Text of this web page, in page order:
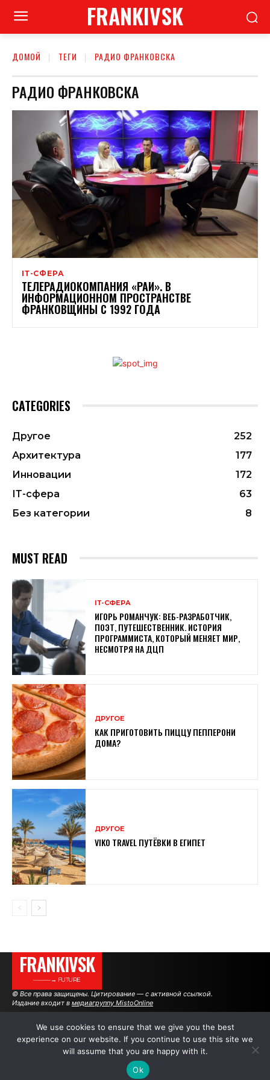
FRANKIVSK
ДОМОЙ ТЕГИ РАДИО ФРАНКОВСКА
РАДИО ФРАНКОВСКА
ІТ-СФЕРА
ТЕЛЕРАДИОКОМПАНИЯ «РАИ». В
ИНФОРМАЦИОННОМ ПРОСТРАНСТВЕ
ФРАНКОВЩИНЫ С 1992 ГОДА
CATEGORIES
Другое
252
Архитектура
177
Инновации
172
ІТ-сфера
63
Без категории
8
MUST READ
ІТ-СФЕРА
ИГОРЬ РОМАНЧУК: ВЕБ-РАЗРАБОТЧИК,
ПОЭТ, ПУТЕШЕСТВЕННИК. ИСТОРИЯ
ПРОГРАММИСТА, КОТОРЫЙ МЕНЯЕТ МИР,
НЕСМОТРЯ НА ДЦП
ДРУГОЕ
КАК ПРИГОТОВИТЬ ПИЦЦУ ПЕППЕРОНИ
ДОМА?
ДРУГОЕ
VIKO TRAVEL ПУТЁВКИ В ЕГИПЕТ
FRANKIVSK
———→ FUTURE
© Все права защищены. Цитирование — с активной ссылкой.
Издание входит в медиагруппу MistoOnline
АВТОРЫ РЕКЛАМА НА САЙТЕ
We use cookies to ensure that we give you the best
experience on our website. If you continue to use this site we
will assume that you are happy with it.
Ok